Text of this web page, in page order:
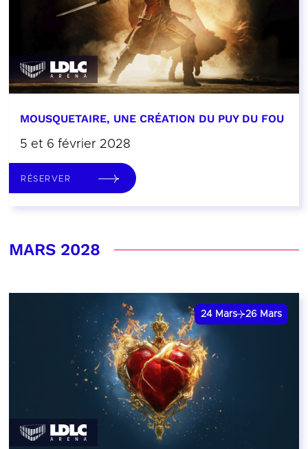
MOUSQUETAIRE, UNE CRÉATION DU PUY DU FOU
5 et 6 février 2028
RÉSERVER
MARS 2028
24 Mars 26 Mars